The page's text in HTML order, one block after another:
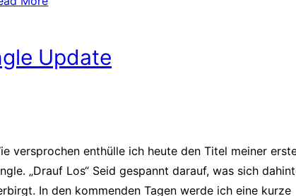
Update
versprochen enthülle ich heute den Titel meiner
„Drauf Los“ Seid gespannt darauf, was sich
In den kommenden Tagen werde ich eine kurze